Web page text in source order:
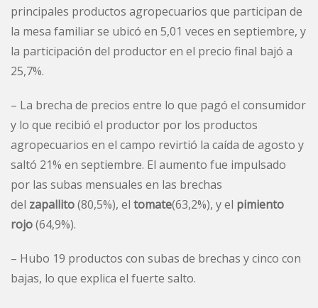
principales productos agropecuarios que participan de
la mesa familiar se ubicó en 5,01 veces en septiembre, y
la participación del productor en el precio final bajó a
25,7%.
– La brecha de precios entre lo que pagó el consumidor
y lo que recibió el productor por los productos
agropecuarios en el campo revirtió la caída de agosto y
saltó 21% en septiembre. El aumento fue impulsado
por las subas mensuales en las brechas
del zapallito(80,5%), el tomate(63,2%), y el pimiento
rojo(64,9%).
– Hubo 19 productos con subas de brechas y cinco con
bajas, lo que explica el fuerte salto.